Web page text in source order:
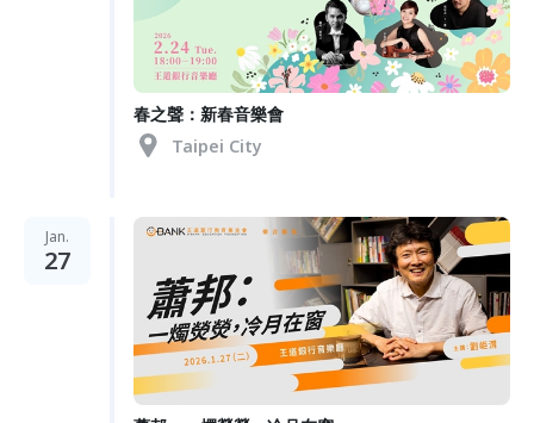
春之聲：新春音樂會
Taipei City
Jan.
27